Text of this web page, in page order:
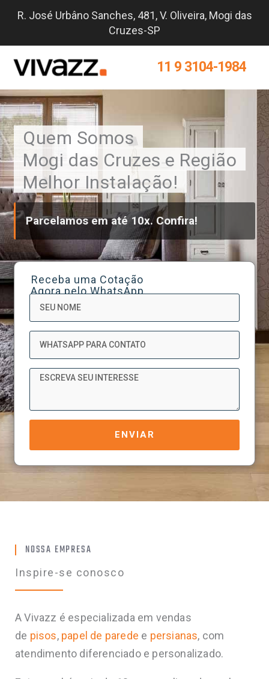
content
R. José Urbâno Sanches, 481, V. Oliveira, Mogi das
Cruzes-SP
11 9 3104-1984
Quem Somos
Mogi das Cruzes e Região
Melhor Instalação!
Parcelamos em até 10x. Confira!
Receba uma Cotação
Agora pelo WhatsApp
Mensagem
ENVIAR
NOSSA EMPRESA
Inspire-se conosco
A Vivazz é especializada em vendas
de pisos, papel de parede e persianas, com
atendimento diferenciado e personalizado.